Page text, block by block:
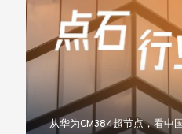
从华为CM384超节点，看中